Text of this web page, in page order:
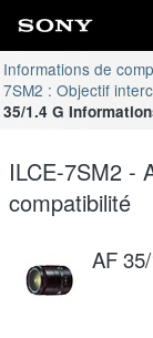
Informations de
7SM2 : Objectif
35/1.4 G
ILCE-7SM2 -
compatibilité
AF